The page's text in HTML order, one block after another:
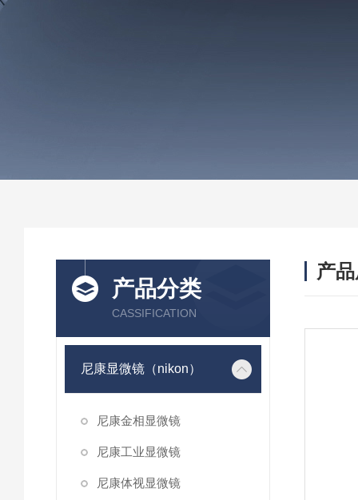
产品分类
CASSIFICATION
尼康显微镜（nikon）
尼康金相显微镜
尼康工业显微镜
尼康体视显微镜
产